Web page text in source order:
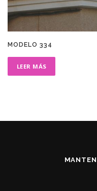
MODELO 334
LEER MÁS